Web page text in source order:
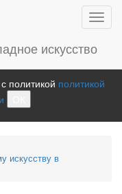
политикой политикой
искусству в